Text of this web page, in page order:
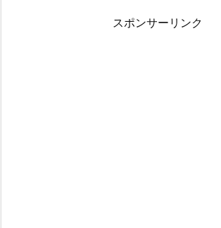
スポンサーリンク